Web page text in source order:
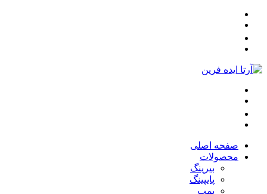
صفحه اصلی
محصولات
بیرینگ
پایپینگ
پمپ